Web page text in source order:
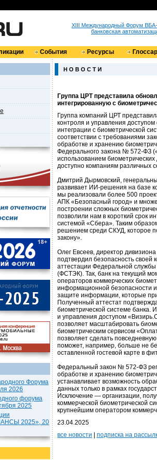
XIII Международный Форум
банковская
События Ресурсы
Форума
2026
форума
2025
2025», 20
Н О В О С Т И
Группа ЦРТ представила
интегрированную с
Группа компаний ЦРТ
контроля и управления
интеграции с биометрической
соответствии с требованиями
обработке и хранению
Федерального закона № 572-ФЗ
использованием
доступно компаниям различных
Дмитрий Дырмовский,
развивает ИИ-решения на базе
мы реализовали более 500
АПК «Безопасный город» и
построении сложных
позволили нам в короткий срок
системой «Сбера». Таким
решением среди СКУД, которое
закону».
Олег Евсеев, директор
подтвердил безопасность своей
аттестации Федеральной службы
(ФСТЭК). Так, банк на текущий
операторов коммерческих
информационной безопасности
защите информации, которые
Полученный аттестат
биометрической системе банка.
и управления доступом
позволяет масштабировать
биометрическим сервисом
позволяет сделать
поможет, например, больше не
оставленной гостевой карте в
Федеральный закон № 572-ФЗ
обработке и хранению
устанавливает возможность
данных только в рамках
Исключение — организации,
коммерческой биометрической
крупнейшим оператором
23.04.2025
все новости
подписка на